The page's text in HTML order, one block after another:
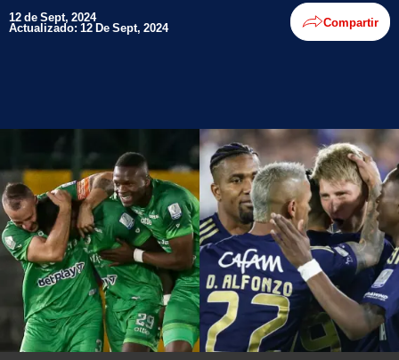
12 de Sept, 2024
Actualizado: 12 De Sept, 2024 Compartir